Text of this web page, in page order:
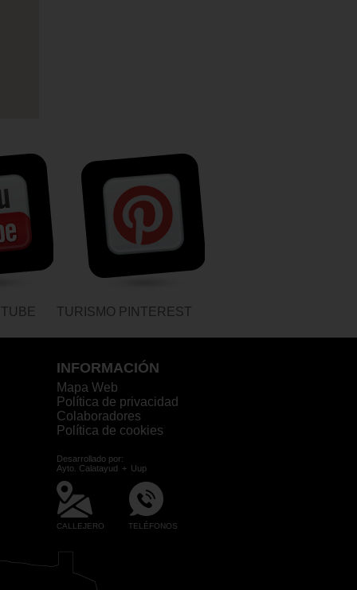
TURISMO PINTEREST
INFORMACIÓN
Mapa Web
Política de privacidad
Colaboradores
Política de cookies
Desarrollado por:
Ayto. Calatayud + Uup
CALLEJERO TELÉFONOS